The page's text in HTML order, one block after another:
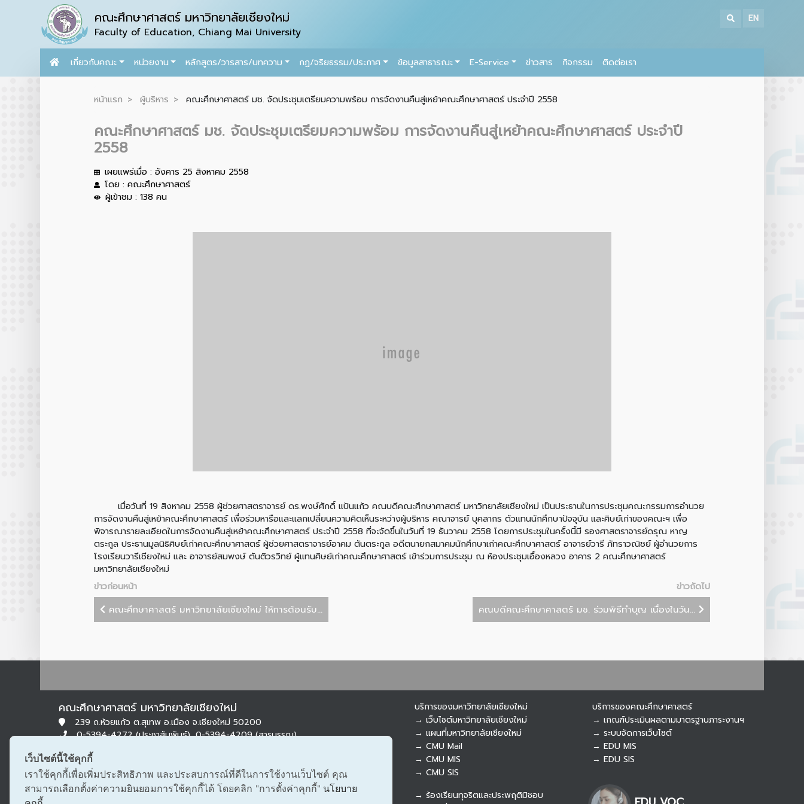
คณะศึกษาศาสตร์ มหาวิทยาลัยเชียงใหม่
Faculty of Education, Chiang Mai University
EN
เกี่ยวกับคณะ หน่วยงาน หลักสูตร/วารสาร/บทความ กฏ/จริยธรรม/ประกาศ ข้อมูลสาธารณะ E-Service ข่าวสาร กิจกรรม ติดต่อเรา
หน้าแรก ผู้บริหาร คณะศึกษาศาสตร์ มช. จัดประชุมเตรียมความพร้อม การจัดงานคืนสู่เหย้าคณะศึกษาศาสตร์ ประจำปี 2558
คณะศึกษาศาสตร์ มช. จัดประชุมเตรียมความพร้อม การจัดงานคืนสู่เหย้าคณะศึกษาศาสตร์ ประจำปี
2558
เผยแพร่เมื่อ : อังคาร 25 สิงหาคม 2558
โดย : คณะศึกษาศาสตร์
ผู้เข้าชม : 138 คน
เมื่อวันที่ 19 สิงหาคม 2558 ผู้ช่วยศาสตราจารย์ ดร.พงษ์ศักดิ์ แป้นแก้ว คณบดีคณะศึกษาศาสตร์ มหาวิทยาลัยเชียงใหม่ เป็นประธานในการประชุมคณะกรรมการอำนวย
การจัดงานคืนสู่เหย้าคณะศึกษาศาสตร์ เพื่อร่วมหารือและแลกเปลี่ยนความคิดเห็นระหว่างผู้บริหาร คณาจารย์ บุคลากร ตัวแทนนักศึกษาปัจจุบัน และศิษย์เก่าของคณะฯ เพื่อ
พิจารณารายละเอียดในการจัดงานคืนสู่เหย้าคณะศึกษาศาสตร์ ประจำปี 2558 ที่จะจัดขึ้นในวันที่ 19 ธันวาคม 2558 โดยการประชุมในครั้งนี้มี รองศาสตราจารย์ดรุณ หาญ
ตระกูล ประธานมูลนิธิศิษย์เก่าคณะศึกษาศาสตร์ ผู้ช่วยศาสตราจารย์อาคม ตันตระกูล อดีตนายกสมาคมนักศึกษาเก่าคณะศึกษาศาสตร์ อาจารย์วารี ภัทราวณิชย์ ผู้อำนวยการ
โรงเรียนวารีเชียงใหม่ และ อาจารย์สมพงษ์ ตันติวรวิทย์ ผู้แทนศิษย์เก่าคณะศึกษาศาสตร์ เข้าร่วมการประชุม ณ ห้องประชุมเอื้องหลวง อาคาร 2 คณะศึกษาศาสตร์
มหาวิทยาลัยเชียงใหม่
ข่าวก่อนหน้า
ข่าวถัดไป
คณะศึกษาศาสตร์ มหาวิทยาลัยเชียงใหม่ ให้การต้อนรับ...
คณบดีคณะศึกษาศาสตร์ มช. ร่วมพิธีทำบุญ เนื่องในวัน...
คณะศึกษาศาสตร์ มหาวิทยาลัยเชียงใหม่
239 ถ.ห้วยแก้ว ต.สุเทพ อ.เมือง จ.เชียงใหม่ 50200
0-5394-4272 (ประชาสัมพันธ์), 0-5394-4209 (สารบรรณ)
edu@cmu.ac.th, saraban_edu@cmu.ac.th
บริการของมหาวิทยาลัยเชียงใหม่
→ เว็บไซต์มหาวิทยาลัยเชียงใหม่
→ แผนที่มหาวิทยาลัยเชียงใหม่
→ CMU Mail
→ CMU MIS
→ CMU SIS
บริการของคณะศึกษาศาสตร์
→ เกณฑ์ประเมินผลตามมาตรฐานภาระงานฯ
→ ระบบจัดการเว็บไซต์
→ EDU MIS
→ EDU SIS
→ ร้องเรียนทุจริตและประพฤติมิชอบ
Botnoi Assistant
เว็บไซต์นี้ใช้คุกกี้
เราใช้คุกกี้เพื่อเพิ่มประสิทธิภาพ และประสบการณ์ที่ดีในการใช้งานเว็บไซต์ คุณ
สามารถเลือกตั้งค่าความยินยอมการใช้คุกกี้ได้ โดยคลิก "การตั้งค่าคุกกี้" นโยบาย